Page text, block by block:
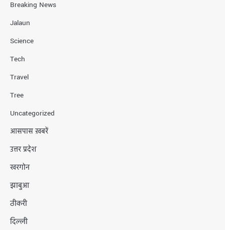
Breaking News
Jalaun
Science
Tech
Travel
Tree
Uncategorized
आसपास ख़बरें
उत्तर प्रदेश
खरगोन
झाबुआ
ठीकरी
दिल्ली